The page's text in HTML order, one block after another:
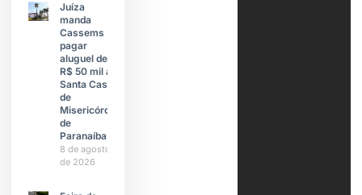
Juíza
manda
Cassems
pagar
aluguel de
R$ 50 mil à
Santa Casa
de
Misericórdia
de
Paranaíba
8 de agosto
de 2026